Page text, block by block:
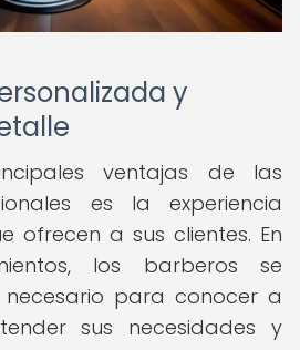
y
ventajas de las
es la experiencia
ofrecen a sus clientes. En
los barberos se
para conocer a
sus necesidades y